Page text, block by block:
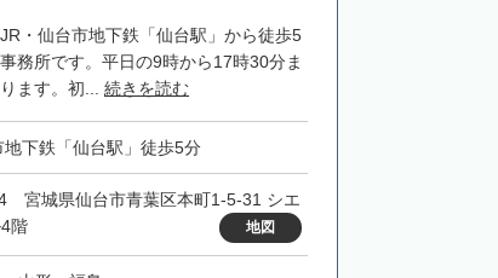
・仙台市地下鉄「仙台駅」から徒歩5
務所です。平日の9時から17時30分ま
ます。初... 続きを読む
下鉄「仙台駅」徒歩5分
宮城県仙台市青葉区本町1-5-31 シエ
階
地図